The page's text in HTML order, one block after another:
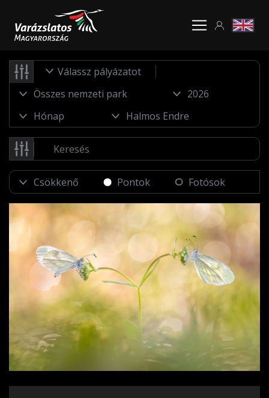
Válassz pályázatot
Pontok Fotósok